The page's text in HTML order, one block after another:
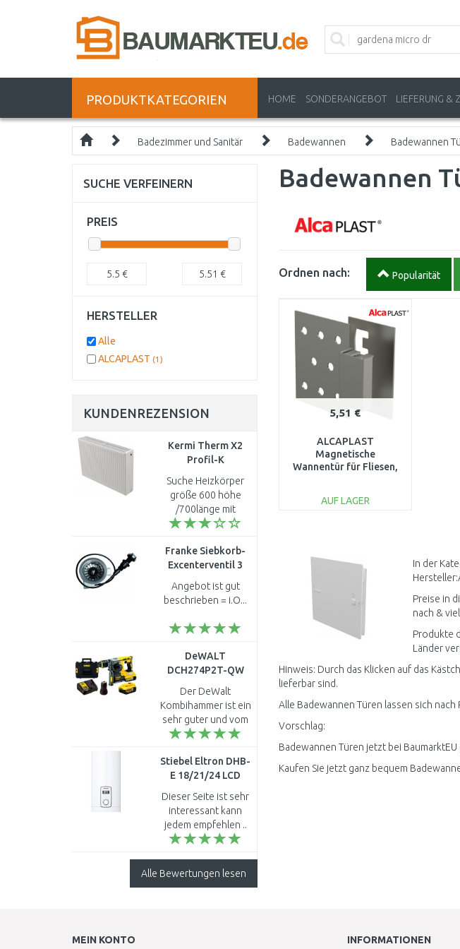
PRODUKTKATEGORIEN HOME SONDERANGEBOT LIEFERUNG &
Badezimmer und Sanitär Badewannen Badewannen
Badewannen
Ordnen nach: Popularität
5,51 €
ALCAPLAST
Magnetische
Wannentür für Fliesen,
AUF LAGER
Vergleichen
In der
Preise in
nach &
Produkte
Länder
Hinweis: Durch das Klicken auf das
lieferbar sind.
Alle Badewannen Türen lassen sich
Vorschlag:
Badewannen Türen jetzt bei
Kaufen Sie jetzt ganz bequem
SUCHE VERFEINERN
PREIS
5.5 € 5.51 €
HERSTELLER
Alle
ALCAPLAST (1)
KUNDENREZENSION
Kermi Therm X2
Profil-K
Kompaktheizkörperr
33 600 / 700
FK0330607
Suche Heizkörper
größe 600 höhe
/700länge mit
anschluß an einen
wie eine reihenfluß
funktioniert und
nicht mit vor und rü..
Franke Siebkorb-
Excenterventil 3
1/2" F1314.30
Angebot ist gut
beschrieben = i.O...
DeWALT
DCH274P2T-QW
Akku Kombihammer
SDS-Plus XR
(18V/2,1J/2x5,0Ah)
Tstak II
Der DeWalt
Kombihammer ist ein
sehr guter und vom
Preis
ein 1A Produkt mit
einer top
Verarbeitung ..
Stiebel Eltron DHB-
E 18/21/24 LCD
Durchlauferhitzer,
elektronisch
geregelt 236745
Dieser Seite ist sehr
interessant kann
jedem empfehlen ..
Alle Bewertungen lesen
MEIN KONTO INFORMATIONEN